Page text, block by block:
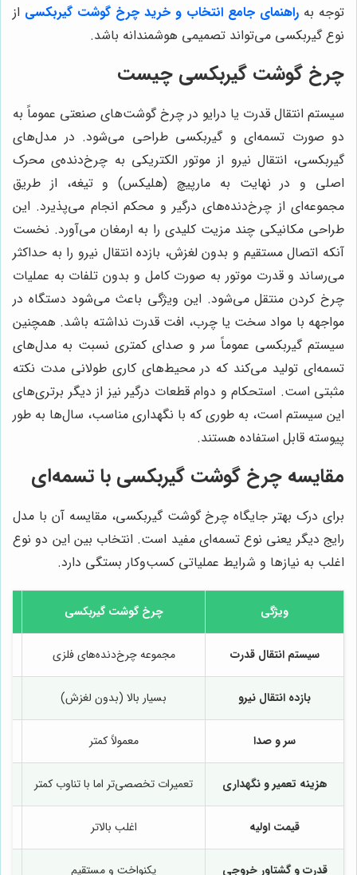
توجه به راهنمای جامع انتخاب و خرید چرخ گوشت گیربکسی از
نوع گیربکسی می‌تواند تصمیمی هوشمندانه باشد.
چرخ گوشت گیربکسی چیست
سیستم انتقال قدرت یا درایو در چرخ گوشت‌های صنعتی عموماً به
دو صورت تسمه‌ای و گیربکسی طراحی می‌شود. در مدل‌های
گیربکسی، انتقال نیرو از موتور الکتریکی به چرخ‌دنده‌ی محرک
اصلی و در نهایت به مارپیچ (هلیکس) و تیغه، از طریق
مجموعه‌ای از چرخ‌دنده‌های درگیر و محکم انجام می‌پذیرد. این
طراحی مکانیکی چند مزیت کلیدی را به ارمغان می‌آورد. نخست
آنکه اتصال مستقیم و بدون لغزش، بازده انتقال نیرو را به حداکثر
می‌رساند و قدرت موتور به صورت کامل و بدون تلفات به عملیات
چرخ کردن منتقل می‌شود. این ویژگی باعث می‌شود دستگاه در
مواجهه با مواد سخت یا چرب، افت قدرت نداشته باشد. همچنین
سیستم گیربکسی عموماً سر و صدای کمتری نسبت به مدل‌های
تسمه‌ای تولید می‌کند که در محیط‌های کاری طولانی مدت نکته
مثبتی است. استحکام و دوام قطعات درگیر نیز از دیگر برتری‌های
این سیستم است، به طوری که با نگهداری مناسب، سال‌ها به طور
پیوسته قابل استفاده هستند.
مقایسه چرخ گوشت گیربکسی با تسمه‌ای
برای درک بهتر جایگاه چرخ گوشت گیربکسی، مقایسه آن با مدل
رایج دیگر یعنی نوع تسمه‌ای مفید است. انتخاب بین این دو نوع
اغلب به نیازها و شرایط عملیاتی کسب‌وکار بستگی دارد.
ویژگی چرخ گوشت گیربکسی
سیستم انتقال قدرت مجموعه چرخ‌دنده‌های فلزی
بازده انتقال نیرو بسیار بالا (بدون لغزش)
سر و صدا معمولاً کمتر
هزینه تعمیر و نگهداری تعمیرات تخصصی‌تر اما با تناوب کمتر
قیمت اولیه اغلب بالاتر
قدرت و گشتاور خروجی یکنواخت و مستقیم